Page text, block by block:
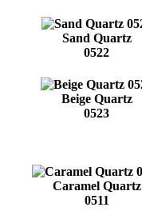
Sand Quartz
0522
Beige Quartz
0523
Caramel Quartz
0511